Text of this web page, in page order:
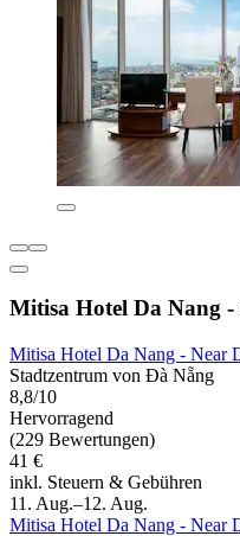
Mitisa Hotel Da Nang
Mitisa Hotel Da Nang - Near
Stadtzentrum von Đà Nẵng
8,8/10
Hervorragend
(229 Bewertungen)
41 €
inkl. Steuern & Gebühren
11. Aug.–12. Aug.
Mitisa Hotel Da Nang - Near